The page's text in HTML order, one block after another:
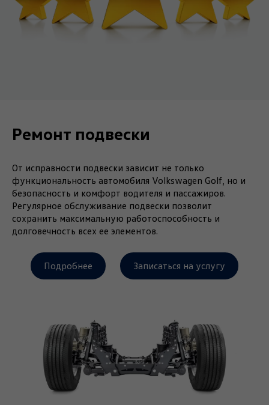
Ремонт подвески
От исправности подвески зависит не только
функциональность автомобиля Volkswagen Golf, но и
безопасность и комфорт водителя и пассажиров.
Регулярное обслуживание подвески позволит
сохранить максимальную работоспособность и
долговечность всех ее элементов.
Подробнее Записаться на услугу